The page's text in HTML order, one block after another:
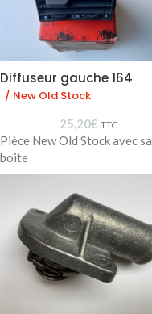
Diffuseur gauche 164
/ New Old Stock
25,20€ TTC
Pièce New Old Stock avec sa
boite